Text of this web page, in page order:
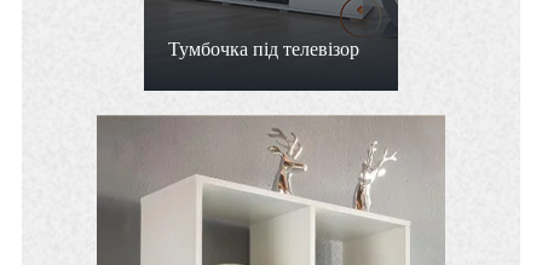
Тумбочка під телевізор